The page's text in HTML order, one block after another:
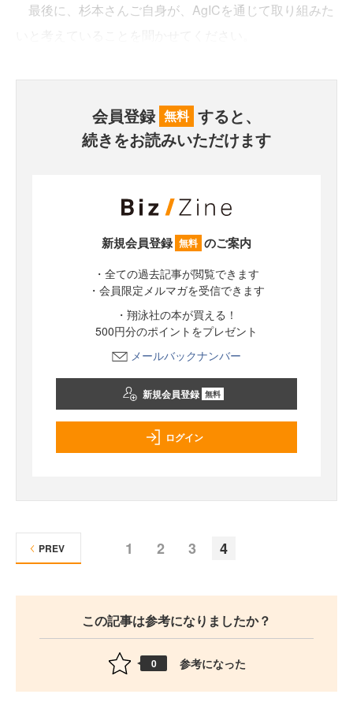
最後に、杉本さんご自身が、AgICを通じて取り組みた
会員登録 無料 すると、
続きをお読みいただけます
新規会員登録 無料 のご案内
・全ての過去記事が閲覧できます
・会員限定メルマガを受信できます
・翔泳社の本が買える！
500円分のポイントをプレゼント
メールバックナンバー
新規会員登録 無料
ログイン
1 2 3 4
PREV
この記事は参考になりましたか？
0 参考になった